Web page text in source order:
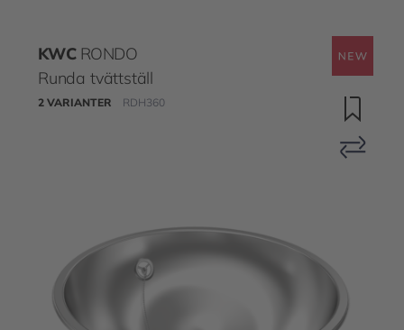
KWC RONDO
Runda tvättställ
2 VARIANTER RDH360